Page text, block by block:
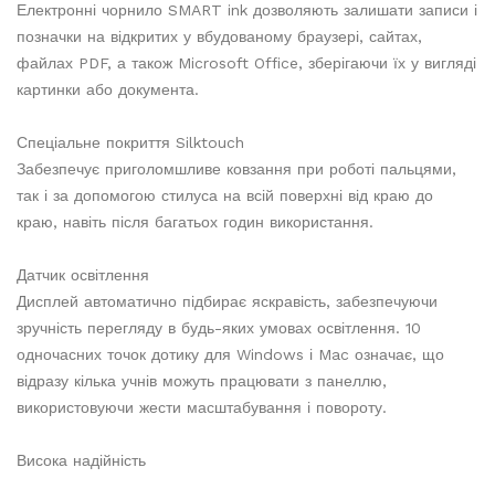
Електронні чорнило SMART ink дозволяють залишати записи і
позначки на відкритих у вбудованому браузері, сайтах,
файлах PDF, а також Microsoft Office, зберігаючи їх у вигляді
картинки або документа.
Спеціальне покриття Silktouch
Забезпечує приголомшливе ковзання при роботі пальцями,
так і за допомогою стилуса на всій поверхні від краю до
краю, навіть після багатьох годин використання.
Датчик освітлення
Дисплей автоматично підбирає яскравість, забезпечуючи
зручність перегляду в будь-яких умовах освітлення. 10
одночасних точок дотику для Windows і Mac означає, що
відразу кілька учнів можуть працювати з панеллю,
використовуючи жести масштабування і повороту.
Висока надійність